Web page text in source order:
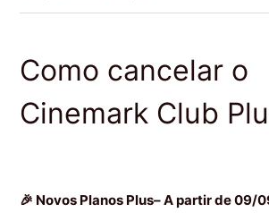
Forma de Pagamento Pontos
Os ingressos e descontos que tenho
Mudança de Plano
Como cancelar o
Cinemark Club
🎉 Novos Planos Plus– A partir de 09/